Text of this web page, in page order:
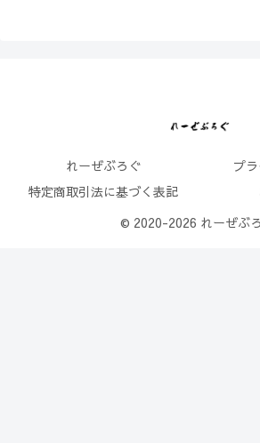
れーぜぶろぐ
プ
特定商取引法に基づく表記
© 2020-2026 れーぜぶ